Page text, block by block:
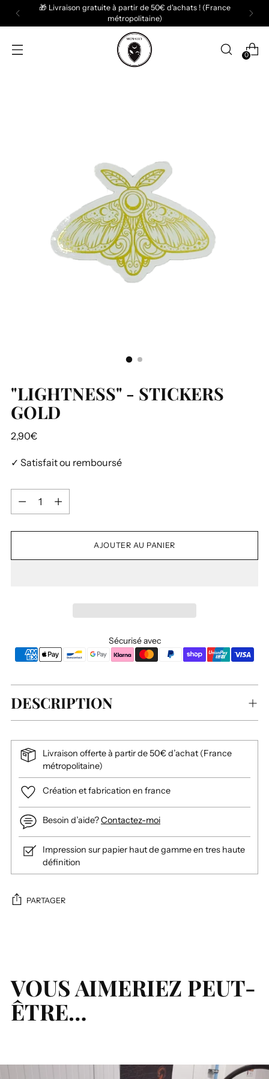
🎁 Livraison gratuite à partir de 50€ d'achats ! (France
métropolitaine)
0
"LIGHTNESS" - STICKERS
GOLD
Prix
2,90€
✓ Satisfait ou remboursé
Quantité
Quantité
AJOUTER AU PANIER
Sécurisé avec
DESCRIPTION
Livraison offerte à partir de 50€ d’achat (France
métropolitaine)
Création et fabrication en france
Besoin d’aide?Contactez-moi
Impression sur papier haut de gamme en tres haute
définition
PARTAGER
votre
panier
VOUS AIMERIEZ PEUT-
ÊTRE…